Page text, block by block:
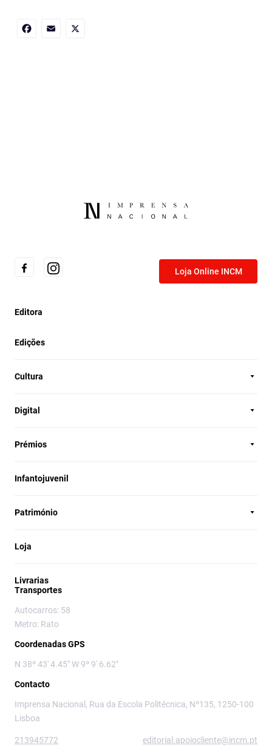
Loja Online INCM
Editora
Edições
Cultura
Digital
Prémios
Infantojuvenil
Património
Loja
Livrarias
Transportes
Autocarros: 58
Metro: Rato
Coordenadas GPS
N 38º 43' 4.45" W 9º 9' 6.62"
Contacto
Imprensa Nacional, Rua da Escola Politécnica, Nº135, 1250-100
Lisboa
213945772 editorial.apoiocliente@incm.pt